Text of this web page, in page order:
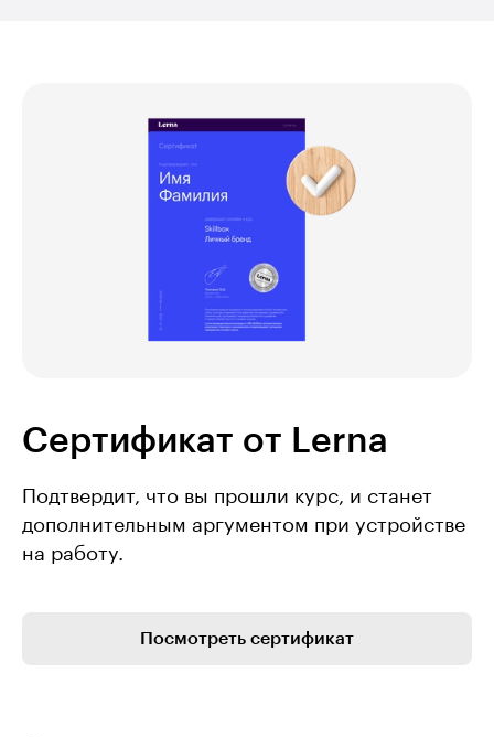
Сертификат от Lerna
Подтвердит, что вы прошли курс, и станет
дополнительным аргументом при устройстве
на работу.
Посмотреть сертификат